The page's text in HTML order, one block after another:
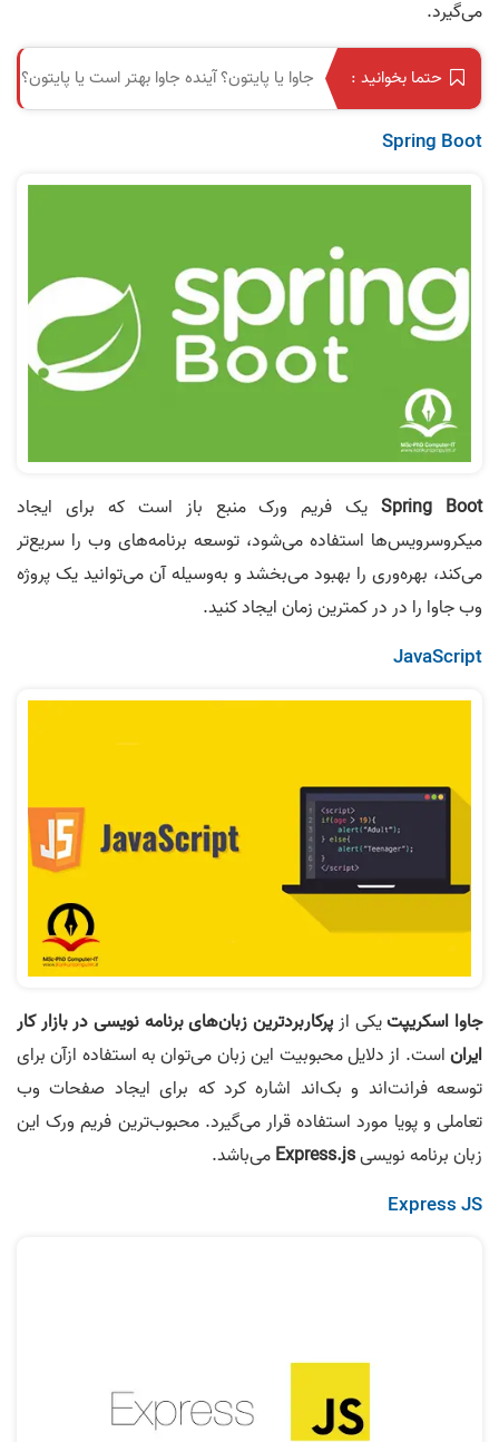
می‌گیرد.
حتما بخوانید : جاوا یا پایتون؟ آینده جاوا بهتر است یا پایتون؟
Spring Boot
Spring Bootیک فریم ورک منبع باز است که برای ایجاد
میکروسرویس‌ها استفاده می‌شود، توسعه برنامه‌های وب را سریع‌تر
می‌کند، بهره‌وری را بهبود می‌بخشد و به‌وسیله آن می‌توانید یک پروژه
وب جاوا را در در کمترین زمان ایجاد کنید.
JavaScript
جاوا اسکریپتیکی ازپرکاربردترین زبان‌های برنامه‌ نویسی در بازار کار
ایراناست. از دلایل محبوبیت این زبان می‌توان به استفاده ازآن برای
توسعه فرانت‌اند و بک‌اند اشاره کرد که برای ایجاد صفحات وب
تعاملی و پویا مورد استفاده قرار می‌گیرد. محبوب‌ترین فریم ورک این
زبان برنامه‌ نویسیExpress.jsمی‌باشد.
Express JS